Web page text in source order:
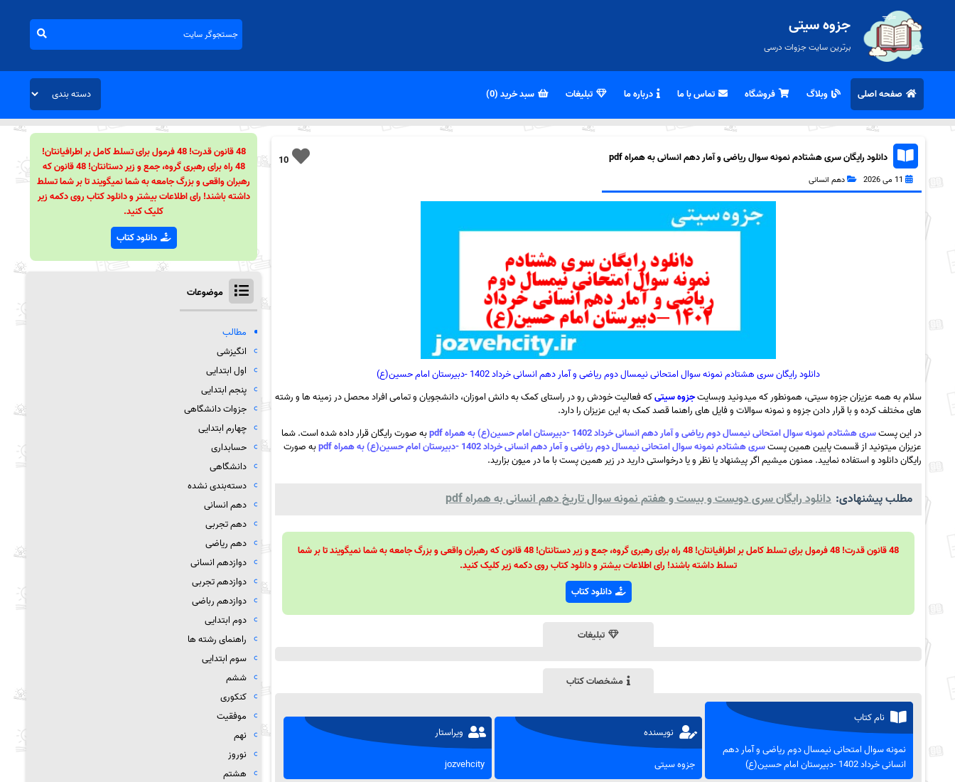
جزوه سیتی
برترین سایت جزوات درسی
صفحه اصلی وبلاگ فروشگاه تماس با ما درباره ما تبلیغات سبد خرید (0)
10 دانلود رایگان سری هشتادم نمونه سوال ریاضی و آمار دهم انسانی به همراه pdf
11 می 2026 دهم انسانی
دانلود رایگان سری هشتادم نمونه سوال امتحانی نیمسال دوم ریاضی و آمار دهم انسانی خرداد 1402 -دبیرستان امام حسین(ع)
سلام به همه عزیزان جزوه سیتی، همونطور که میدونید وبسایتجزوه سیتیکه فعالیت خودش رو در راستای کمک به دانش اموزان، دانشجویان و تمامی افراد محصل در زمینه ها و رشته
های مختلف کرده و با قرار دادن جزوه و نمونه سوالات و فایل های راهنما قصد کمک به این عزیزان را دارد.
در این پستسری هشتادم نمونه سوال امتحانی نیمسال دوم ریاضی و آمار دهم انسانی خرداد 1402 -دبیرستان امام حسین(ع) به همراه pdf
به صورت رایگان قرار داده شده است. شما
عزیزان میتونید از قسمت پایین همین پستسری هشتادم نمونه سوال امتحانی نیمسال دوم ریاضی و آمار دهم انسانی خرداد 1402 -دبیرستان امام حسین(ع) به همراه pdf
به صورت
رایگان دانلود و استفاده نمایید. ممنون میشیم اگر پیشنهاد یا نظر و یا درخواستی دارید در زیر همین پست با ما در میون بزارید.
مطلب پیشنهادی: دانلود رایگان سری دویست و بیست و هفتم نمونه سوال تاریخ دهم انسانی به همراه pdf
48 قانون قدرت! 48 فرمول برای تسلط کامل بر اطرافیانتان! 48 راه برای رهبری گروه، جمع و زیر دستانتان! 48 قانون که رهبران واقعی و بزرگ جامعه به شما نمیگویند تا بر شما
تسلط داشته باشند! رای اطلاعات بیشتر و دانلود کتاب روی دکمه زیر کلیک کنید.
دانلود کتاب
تبلیغات
مشخصات کتاب
نام کتاب
نمونه سوال امتحانی نیمسال دوم ریاضی و آمار دهم
انسانی خرداد 1402 -دبیرستان امام حسین(ع)
نویسنده
جزوه سیتی
ویراستار
jozvehcity
48 قانون قدرت! 48 فرمول برای تسلط کامل بر اطرافیانتان!
48 راه برای رهبری گروه، جمع و زیر دستانتان! 48 قانون که
رهبران واقعی و بزرگ جامعه به شما نمیگویند تا بر شما تسلط
داشته باشند! رای اطلاعات بیشتر و دانلود کتاب روی دکمه زیر
کلیک کنید.
دانلود کتاب
موضوعات
مطالب
انگیزشی
اول ابتدایی
پنجم ابتدایی
جزوات دانشگاهی
چهارم ابتدایی
حسابداری
دانشگاهی
دسته‌بندی نشده
دهم انسانی
دهم تجربی
دهم ریاضی
دوازدهم انسانی
دوازدهم تجربی
دوازدهم رباضی
دوم ابتدایی
راهنمای رشته ها
سوم ابتدایی
ششم
کنکوری
موفقیت
نهم
نوروز
هشتم